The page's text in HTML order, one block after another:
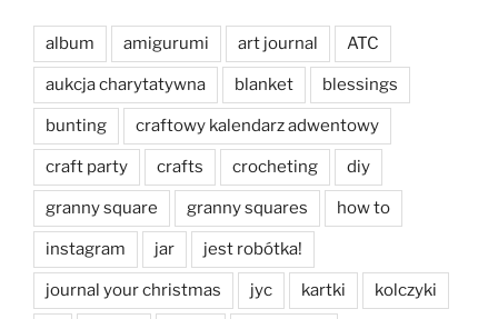
album amigurumi art journal ATC
aukcja charytatywna blanket blessings
bunting craftowy kalendarz adwentowy
craft party crafts crocheting diy
granny square granny squares how to
instagram jar jest robótka!
journal your christmas jyc kartki kolczyki